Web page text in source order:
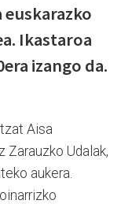
Ikastaroa
izango da.
Aisa
Zarauzko Udalak,
aukera.